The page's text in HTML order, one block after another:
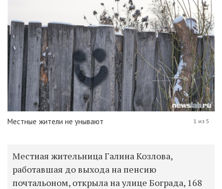
Местные жители не унывают 1 из 5
Местная жительница Галина Козлова,
работавшая до выхода на пенсию
почтальоном, открыла на улице Бограда, 168